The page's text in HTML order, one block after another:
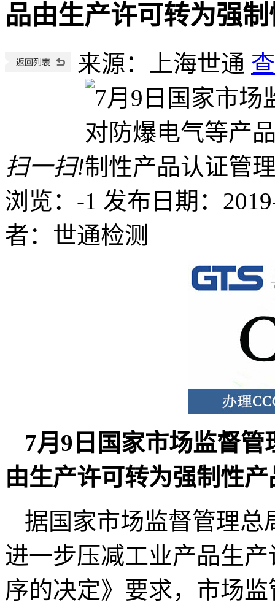
品由生产许可转为强
来源：上海世通
扫一扫!
浏览：-1 发布日期：
者：世通检测
7月 9 日国家市场监督管
由生产许可转为强制性
据国家市场监督管理总
进一步压减工业产品生
序的决定》要求，市场